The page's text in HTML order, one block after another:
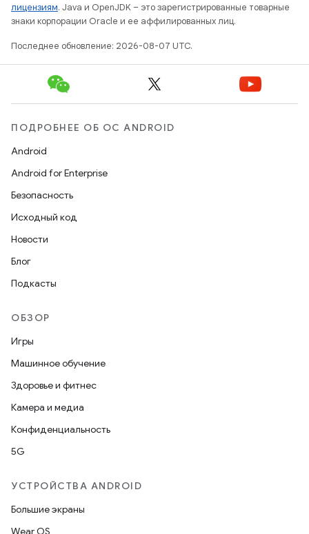
лицензиям. Java и OpenJDK – это зарегистрированные товарные
знаки корпорации Oracle и ее аффилированных лиц.
Последнее обновление: 2026-08-07 UTC.
ПОДРОБНЕЕ ОБ ОС ANDROID
Android
Android for Enterprise
Безопасность
Исходный код
Новости
Блог
Подкасты
ОБЗОР
Игры
Машинное обучение
Здоровье и фитнес
Камера и медиа
Конфиденциальность
5G
УСТРОЙСТВА ANDROID
Большие экраны
Wear OS